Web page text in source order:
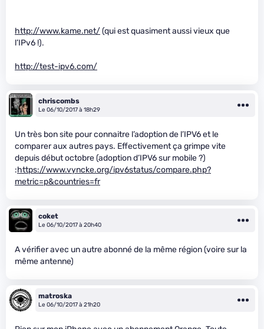
http://www.kame.net/(qui est quasiment aussi vieux que
l’IPv6 !).
http://test-ipv6.com/
chriscombs
Le 06/10/2017 à 18h29
Un très bon site pour connaitre l’adoption de l’IPV6 et le
comparer aux autres pays. Effectivement ça grimpe vite
depuis début octobre (adoption d’IPV6 sur mobile ?)
:https://www.vyncke.org/ipv6status/compare.php?
metric=p&countries=fr
coket
Le 06/10/2017 à 20h40
A vérifier avec un autre abonné de la même région (voire sur la
même antenne)
matroska
Le 06/10/2017 à 21h20